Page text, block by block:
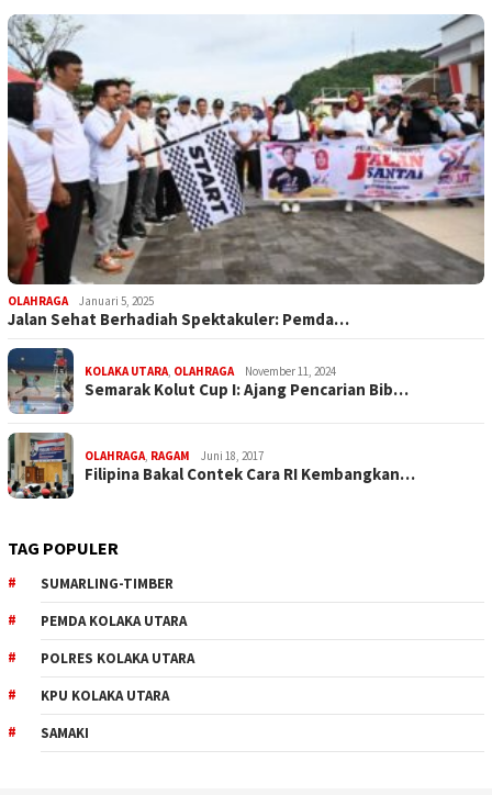
OLAHRAGA Januari 5, 2025
Jalan Sehat Berhadiah Spektakuler: Pemda…
KOLAKA UTARA OLAHRAGA November 11, 2024
Semarak Kolut Cup I: Ajang Pencarian Bib…
OLAHRAGA RAGAM Juni 18, 2017
Filipina Bakal Contek Cara RI Kembangkan…
TAG POPULER
SUMARLING-TIMBER
PEMDA KOLAKA UTARA
POLRES KOLAKA UTARA
KPU KOLAKA UTARA
SAMAKI